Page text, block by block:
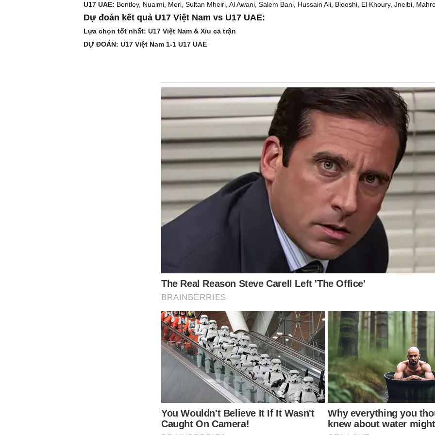
U17 UAE: Bentley, Nuaimi, Meri, Sultan Mheiri, Al Awani, Salem Bani, Hussain Ali, Blooshi, El Khoury, Jneibi,
Dự đoán kết quả U17 Việt Nam vs U17 UAE:
Lựa chọn tốt nhất: U17 Việt Nam & Xỉu cả trận
DỰ ĐOÁN: U17 Việt Nam 1-1 U17 UAE